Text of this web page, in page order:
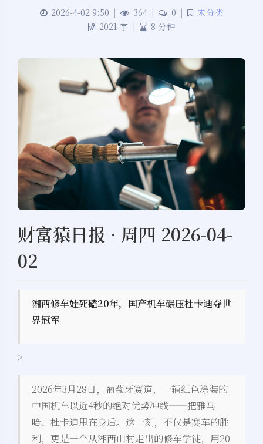
2026-4-02 9:50 | 364 | 0 |
未分类
2021 字 | 8 分钟
财富猿日报 · 周四 2026-04-
02
湘西修车娃死磕20年，国产机车碾压杜卡迪夺世
界冠军
>
2026年3月28日，葡萄牙赛道，一辆红色涂装的
中国机车以近4秒的绝对优势冲线——把雅马
哈、杜卡迪甩在身后。这一刻，不仅是赛车的胜
利，更是一个从湘西山村走出的修车学徒，用20